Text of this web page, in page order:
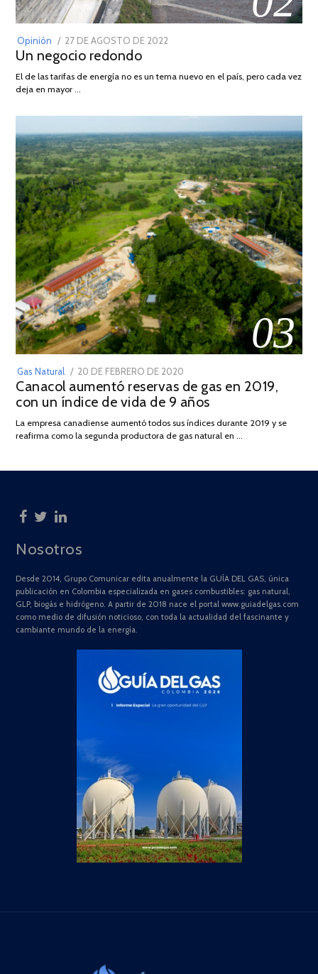
Opinión
POSTED
ON
27 DE AGOSTO DE 2022
DE
Un negocio redondo
El de las tarifas de energía no es un tema nuevo en el país, pero cada vez
deja en mayor …
03
Gas Natural
POSTED
ON
20 DE FEBRERO DE 2020
DE
JULIO
2025
Canacol aumentó reservas de gas en 2019,
con un índice de vida de 9 años
La empresa canadiense aumentó todos sus índices durante 2019 y se
reafirma como la segunda productora de gas natural en …
Nosotros
Desde 2014, Grupo Comunicar edita anualmente la GUÍA DEL GAS, única
publicación en Colombia especializada en gases combustibles: gas natural,
GLP, biogás e hidrógeno. A partir de 2018 nace el portal www.guiadelgas.com
como medio de difusión noticioso, con toda la actualidad del fascinante y
cambiante mundo de la energía.